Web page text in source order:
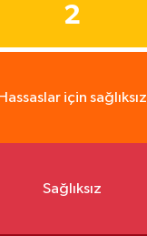
2
Hassaslar için sağlıksız
Sağlıksız